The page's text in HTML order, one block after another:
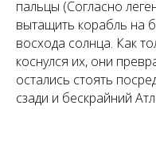
пальцы (Согласно
вытащить корабль на
восхода солнца. Как
коснулся их, они
остались стоять
сзади и бескрайний